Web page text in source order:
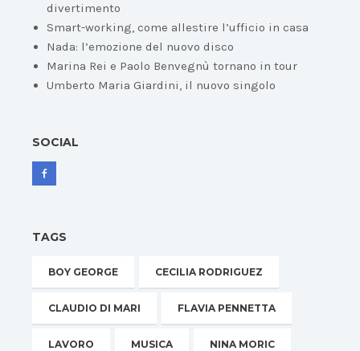
divertimento
Smart-working, come allestire l’ufficio in casa
Nada: l’emozione del nuovo disco
Marina Rei e Paolo Benvegnù tornano in tour
Umberto Maria Giardini, il nuovo singolo
SOCIAL
TAGS
BOY GEORGE CECILIA RODRIGUEZ
CLAUDIO DI MARI FLAVIA PENNETTA
LAVORO MUSICA NINA MORIC